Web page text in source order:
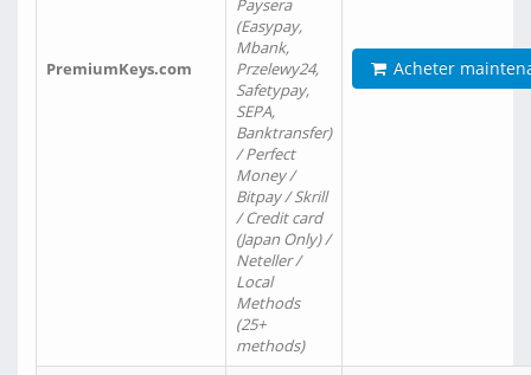
PremiumKeys.com
Paysera
(Easypay,
Mbank,
Przelewy24,
Safetypay,
SEPA,
Banktransfer)
/ Perfect
Money /
Bitpay / Skrill
/ Credit card
(Japan Only) /
Neteller /
Local
Methods
(25+
methods)
Acheter